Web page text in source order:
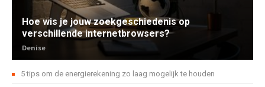
Hoe wis je jouw zoekgeschiedenis op
verschillende internetbrowsers?
Denise
5 tips om de energierekening zo laag mogelijk te houden